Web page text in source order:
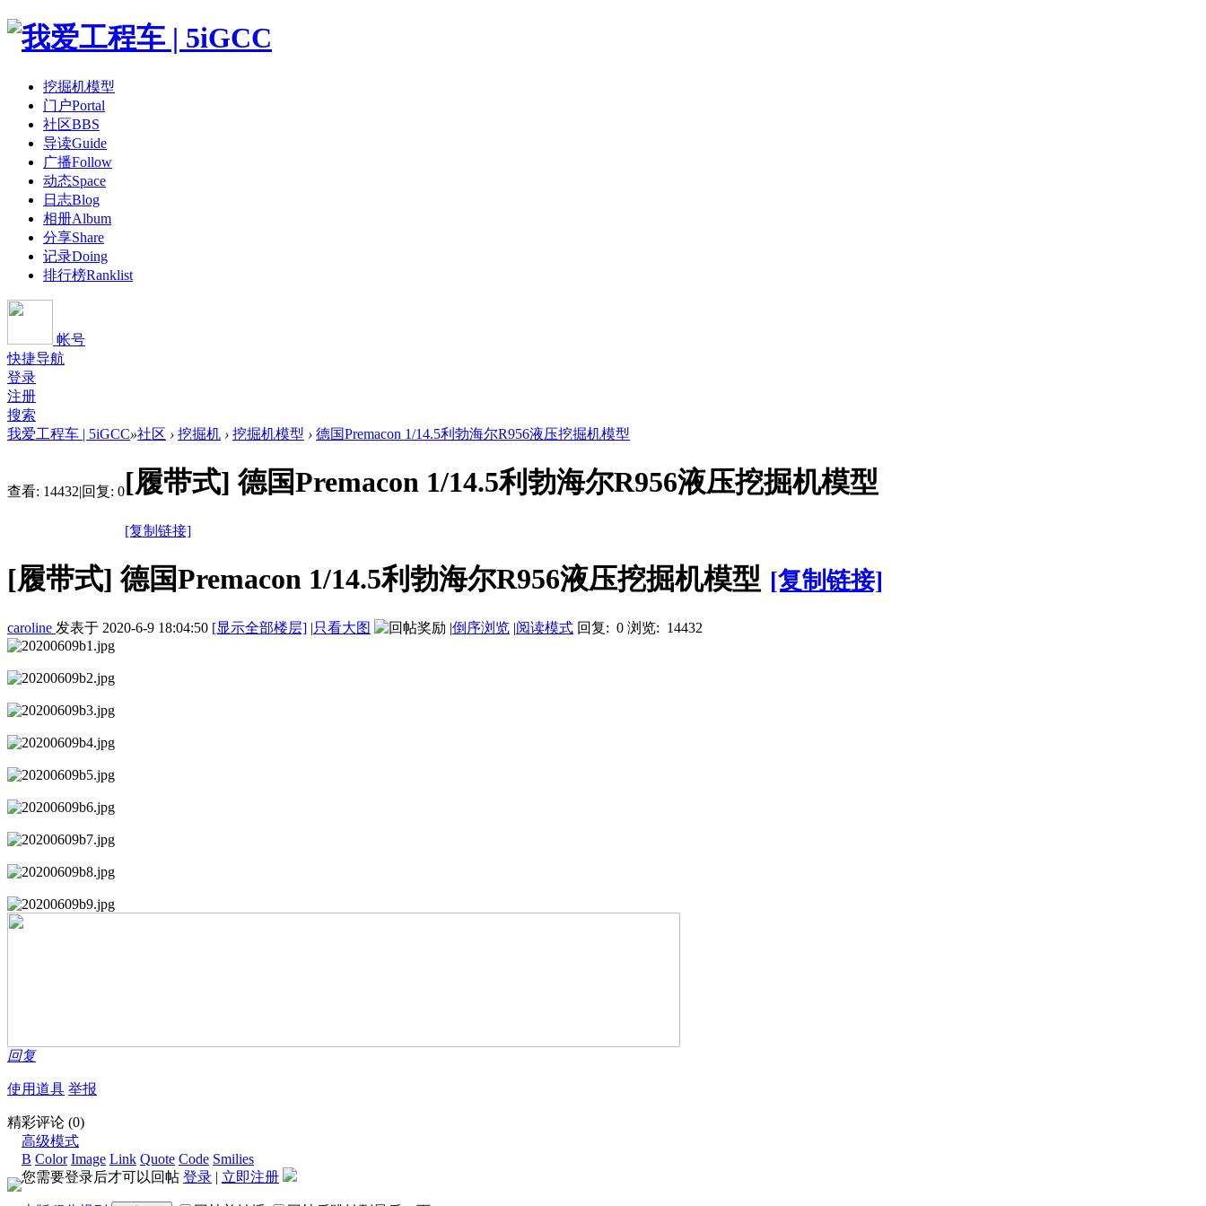
挖掘机模型
门户Portal
社区BBS
导读Guide
广播Follow
动态Space
日志Blog
相册Album
分享Share
记录Doing
排行榜Ranklist
帐号
快捷导航
登录
注册
搜索
我爱工程车 | 5iGCC»社区 › 挖掘机 › 挖掘机模型 › 德国Premacon 1/14.5利勃海尔R956液压挖掘机模型
查看: 14432|回复: 0[履带式] 德国Premacon 1/14.5利勃海尔R956液压挖掘机模型
[复制链接]
[履带式] 德国Premacon 1/14.5利勃海尔R956液压挖掘机模型 [复制链接]
caroline 发表于 2020-6-9 18:04:50 [显示全部楼层] |只看大图 |倒序浏览 |阅读模式 回复: 0 浏览: 14432
回复
使用道具 举报
精彩评论 (0)
高级模式
B Color Image Link Quote Code Smilies
您需要登录后才可以回帖 登录 | 立即注册